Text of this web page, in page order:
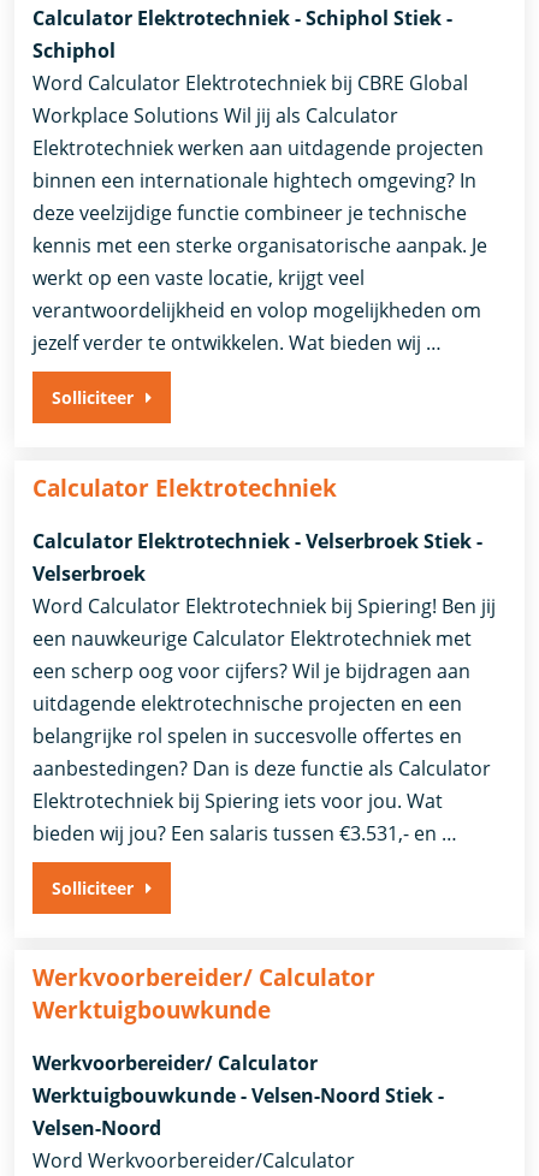
Calculator Elektrotechniek - Schiphol Stiek -
Schiphol
Word Calculator Elektrotechniek bij CBRE Global
Workplace Solutions Wil jij als Calculator
Elektrotechniek werken aan uitdagende projecten
binnen een internationale hightech omgeving? In
deze veelzijdige functie combineer je technische
kennis met een sterke organisatorische aanpak. Je
werkt op een vaste locatie, krijgt veel
verantwoordelijkheid en volop mogelijkheden om
jezelf verder te ontwikkelen. Wat bieden wij …
Solliciteer
Calculator Elektrotechniek
Calculator Elektrotechniek - Velserbroek Stiek -
Velserbroek
Word Calculator Elektrotechniek bij Spiering! Ben jij
een nauwkeurige Calculator Elektrotechniek met
een scherp oog voor cijfers? Wil je bijdragen aan
uitdagende elektrotechnische projecten en een
belangrijke rol spelen in succesvolle offertes en
aanbestedingen? Dan is deze functie als Calculator
Elektrotechniek bij Spiering iets voor jou. Wat
bieden wij jou? Een salaris tussen €3.531,- en …
Solliciteer
Werkvoorbereider/ Calculator
Werktuigbouwkunde
Werkvoorbereider/ Calculator
Werktuigbouwkunde - Velsen-Noord Stiek -
Velsen-Noord
Word Werkvoorbereider/Calculator